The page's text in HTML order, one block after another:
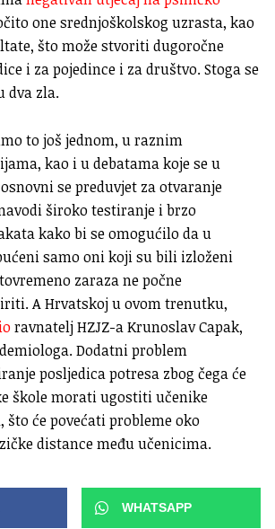
one srednjoškolskog uzrasta, kao
što može stvoriti dugoročne
i za pojedince i za društvo. Stoga se
dva zla.
to još jednom, u raznim
kao i u debatama koje se u
se preduvjet za otvaranje
široko testiranje i brzo
kako bi se omogućilo da u
samo oni koji su bili izloženi
zaraza ne počne
A Hrvatskoj u ovom trenutku,
ravnatelj HZJZ-a Krunoslav Capak,
Dodatni problem
posljedica potresa zbog čega će
škole morati ugostiti učenike
će povećati probleme oko
distance među učenicima.
WHATSAPP